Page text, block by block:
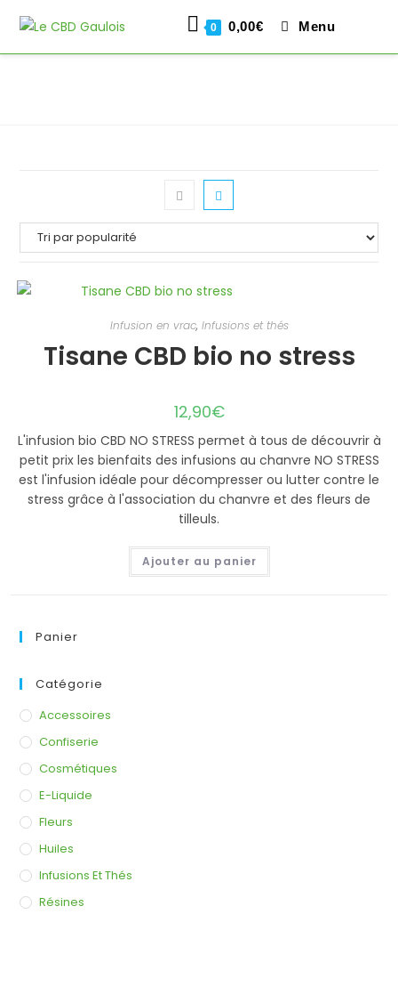
0 0,00€ Menu
Infusion en vrac, Infusions et thés
Tisane CBD bio no stress
12,90€
L'infusion bio CBD NO STRESS permet à tous de découvrir à
petit prix les bienfaits des infusions au chanvre NO STRESS
est l'infusion idéale pour décompresser ou lutter contre le
stress grâce à l'association du chanvre et des fleurs de
tilleuls.
Ajouter au panier
Panier
Catégorie
Accessoires
Confiserie
Cosmétiques
E-Liquide
Fleurs
Huiles
Infusions Et Thés
Résines